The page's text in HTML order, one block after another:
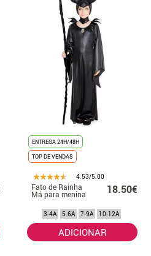
ENTREGA 24H/48H
TOP DE VENDAS
4.53/5.00
Fato de Rainha
Má para menina 18.50€
3-4A 5-6A 7-9A 10-12A
ADICIONAR